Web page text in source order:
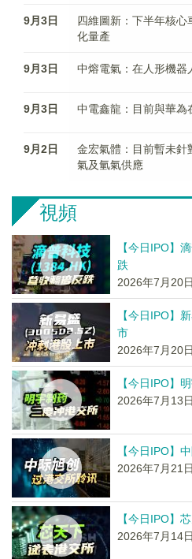
9月3日
四維圖新：下半年核
化量產
9月3日 中熔電氣：在人形機器
9月3日 中電鑫龍：目前與華為
9月2日
金宏氣體：目前暫未針
氣及氫氣供應
視頻
【今日IPO】
跌
2026年7月20
【今日IPO】
市
2026年7月20
【今日IPO】
2026年7月13
【今日IPO】
2026年7月21
【今日IPO】
2026年7月14